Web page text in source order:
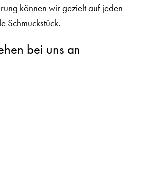
können wir gezielt auf jeden
Schmuckstück.
bei uns an